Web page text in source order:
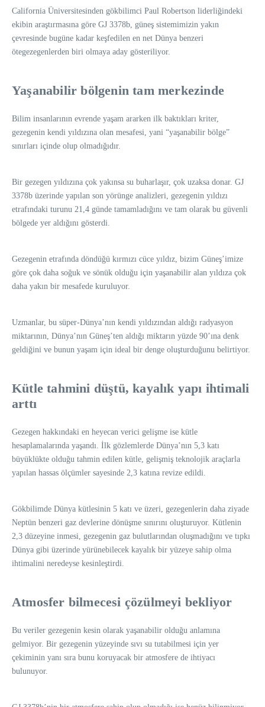
California Üniversitesinden gökbilimci Paul Robertson liderliğindeki
ekibin araştırmasına göre GJ 3378b, güneş sistemimizin yakın
çevresinde bugüne kadar keşfedilen en net Dünya benzeri
ötegezegenlerden biri olmaya aday gösteriliyor.
Yaşanabilir bölgenin tam merkezinde
Bilim insanlarının evrende yaşam ararken ilk baktıkları kriter,
gezegenin kendi yıldızına olan mesafesi, yani “yaşanabilir bölge”
sınırları içinde olup olmadığıdır.
Bir gezegen yıldızına çok yakınsa su buharlaşır, çok uzaksa donar. GJ
3378b üzerinde yapılan son yörünge analizleri, gezegenin yıldızı
etrafındaki turunu 21,4 günde tamamladığını ve tam olarak bu güvenli
bölgede yer aldığını gösterdi.
Gezegenin etrafında döndüğü kırmızı cüce yıldız, bizim Güneş’imize
göre çok daha soğuk ve sönük olduğu için yaşanabilir alan yıldıza çok
daha yakın bir mesafede kuruluyor.
Uzmanlar, bu süper-Dünya’nın kendi yıldızından aldığı radyasyon
miktarının, Dünya’nın Güneş’ten aldığı miktarın yüzde 90’ına denk
geldiğini ve bunun yaşam için ideal bir denge oluşturduğunu belirtiyor.
Kütle tahmini düştü, kayalık yapı ihtimali
arttı
Gezegen hakkındaki en heyecan verici gelişme ise kütle
hesaplamalarında yaşandı. İlk gözlemlerde Dünya’nın 5,3 katı
büyüklükte olduğu tahmin edilen kütle, gelişmiş teknolojik araçlarla
yapılan hassas ölçümler sayesinde 2,3 katına revize edildi.
Gökbilimde Dünya kütlesinin 5 katı ve üzeri, gezegenlerin daha ziyade
Neptün benzeri gaz devlerine dönüşme sınırını oluşturuyor. Kütlenin
2,3 düzeyine inmesi, gezegenin gaz bulutlarından oluşmadığını ve tıpkı
Dünya gibi üzerinde yürünebilecek kayalık bir yüzeye sahip olma
ihtimalini neredeyse kesinleştirdi.
Atmosfer bilmecesi çözülmeyi bekliyor
Bu veriler gezegenin kesin olarak yaşanabilir olduğu anlamına
gelmiyor. Bir gezegenin yüzeyinde sıvı su tutabilmesi için yer
çekiminin yanı sıra bunu koruyacak bir atmosfere de ihtiyacı
bulunuyor.